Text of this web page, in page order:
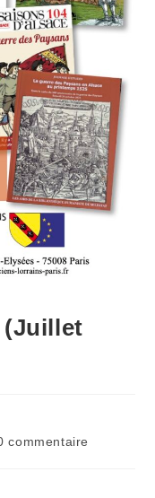
(Juillet
commentaire